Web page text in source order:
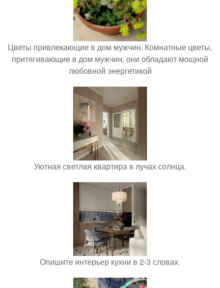
Цветы привлекающие в дом мужчин. Комнатные цветы,
притягивающие в дом мужчин, они обладают мощной
любовной энергетикой
Уютная светлая квартира в лучах солнца.
Опишите интерьер кухни в 2-3 словах.